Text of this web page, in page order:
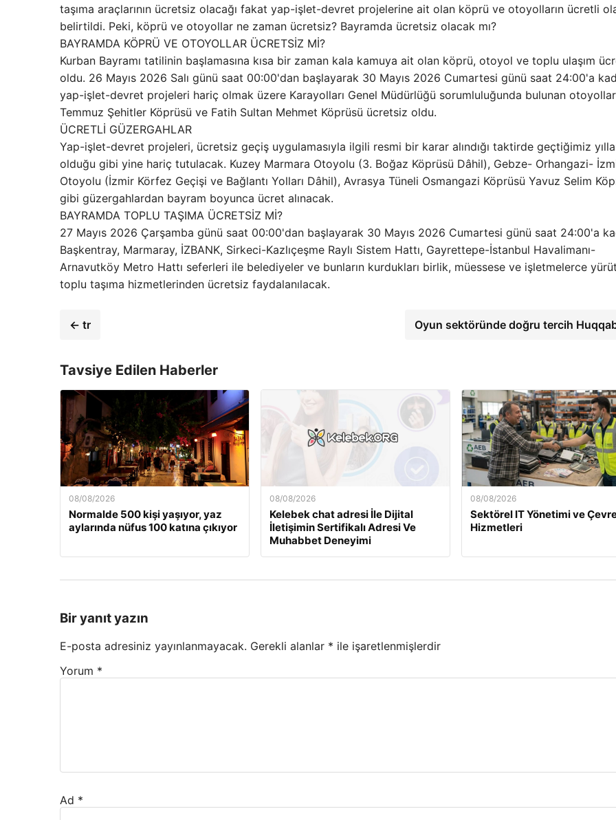
taşıma araçlarının ücretsiz olacağı fakat yap-işlet-devret projelerine ait olan köprü ve otoyolların ücretli
belirtildi. Peki, köprü ve otoyollar ne zaman ücretsiz? Bayramda ücretsiz olacak mı?
BAYRAMDA KÖPRÜ VE OTOYOLLAR ÜCRETSİZ Mİ?
Kurban Bayramı tatilinin başlamasına kısa bir zaman kala kamuya ait olan köprü, otoyol ve toplu ulaşım
oldu. 26 Mayıs 2026 Salı günü saat 00:00'dan başlayarak 30 Mayıs 2026 Cumartesi günü saat 24:00'a
yap-işlet-devret projeleri hariç olmak üzere Karayolları Genel Müdürlüğü sorumluluğunda bulunan
Temmuz Şehitler Köprüsü ve Fatih Sultan Mehmet Köprüsü ücretsiz oldu.
ÜCRETLİ GÜZERGAHLAR
Yap-işlet-devret projeleri, ücretsiz geçiş uygulamasıyla ilgili resmi bir karar alındığı taktirde geçtiğimiz
olduğu gibi yine hariç tutulacak. Kuzey Marmara Otoyolu (3. Boğaz Köprüsü Dâhil), Gebze- Orhangazi-
Otoyolu (İzmir Körfez Geçişi ve Bağlantı Yolları Dâhil), Avrasya Tüneli Osmangazi Köprüsü Yavuz Selim
gibi güzergahlardan bayram boyunca ücret alınacak.
BAYRAMDA TOPLU TAŞIMA ÜCRETSİZ Mİ?
27 Mayıs 2026 Çarşamba günü saat 00:00'dan başlayarak 30 Mayıs 2026 Cumartesi günü saat 24:00'a
Başkentray, Marmaray, İZBANK, Sirkeci-Kazlıçeşme Raylı Sistem Hattı, Gayrettepe-İstanbul Havalimanı-
Arnavutköy Metro Hattı seferleri ile belediyeler ve bunların kurdukları birlik, müessese ve işletmelerce
toplu taşıma hizmetlerinden ücretsiz faydalanılacak.
← tr Oyun sektöründe doğru tercih
Tavsiye Edilen Haberler
08/08/2026
Normalde 500 kişi yaşıyor, yaz
aylarında nüfus 100 katına çıkıyor
08/08/2026
Kelebek chat adresi İle Dijital
İletişimin Sertifikalı Adresi Ve
Muhabbet Deneyimi
08/08/2026
Sektörel IT Yönetimi ve
Hizmetleri
Bir yanıt yazın
E-posta adresiniz yayınlanmayacak. Gerekli alanlar * ile işaretlenmişlerdir
Yorum *
Ad *